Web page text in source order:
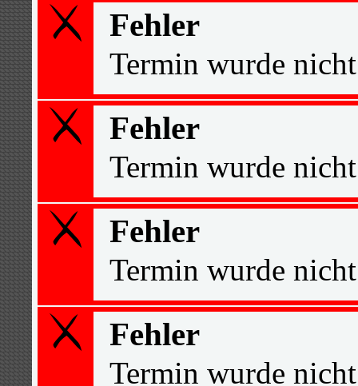
Fehler
Termin wurde
Fehler
Termin wurde
Fehler
Termin wurde
Fehler
Termin wurde